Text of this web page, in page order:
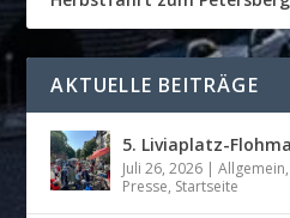
AKTUELLE BEITRÄGE
5. Liviaplatz-
Juli 26, 2026 |Allgemein,
Presse, Startseite